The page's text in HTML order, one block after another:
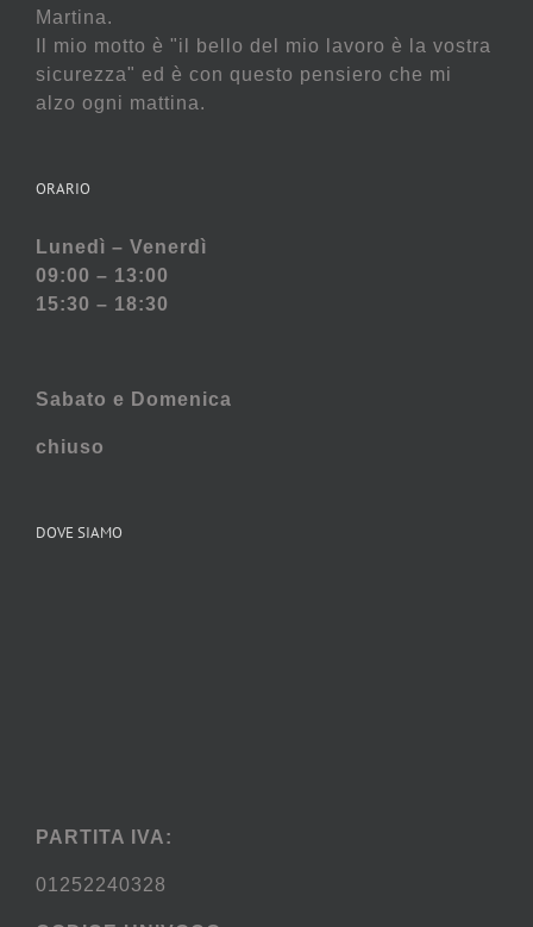
Martina.
Il mio motto è "il bello del mio lavoro è la vostra
sicurezza" ed è con questo pensiero che mi
alzo ogni mattina.
ORARIO
Lunedì – Venerdì
09:00 – 13:00
15:30 – 18:30
Sabato e Domenica
chiuso
DOVE SIAMO
PARTITA IVA:
01252240328